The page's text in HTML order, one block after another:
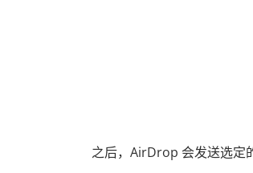
之后，AirDrop 会发送选定